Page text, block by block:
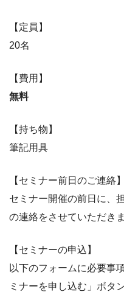
【定員】
20名
【費用】
無料
【持ち物】
筆記用具
【セミナー前日のご連絡】
セミナー開催の前日に、
の連絡をさせていただきま
【セミナーの申込】
以下のフォームに必要事
ミナーを申し込む」ボタ